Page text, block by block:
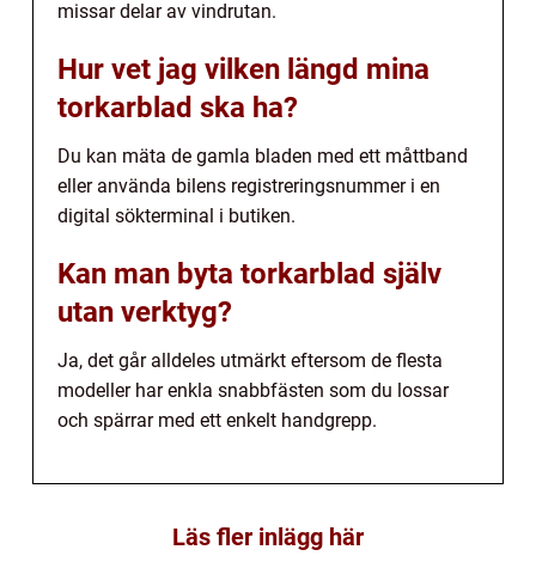
missar delar av vindrutan.
Hur vet jag vilken längd mina
torkarblad ska ha?
Du kan mäta de gamla bladen med ett måttband
eller använda bilens registreringsnummer i en
digital sökterminal i butiken.
Kan man byta torkarblad själv
utan verktyg?
Ja, det går alldeles utmärkt eftersom de flesta
modeller har enkla snabbfästen som du lossar
och spärrar med ett enkelt handgrepp.
Läs fler inlägg här